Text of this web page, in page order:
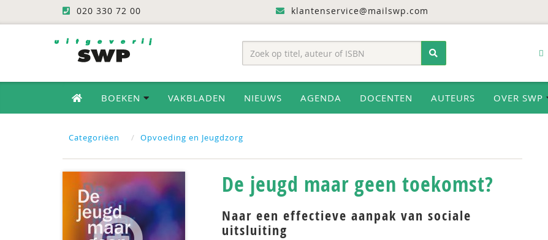
020 330 72 00 klantenservice@mailswp.com
BOEKEN VAKBLADEN NIEUWS AGENDA DOCENTEN AUTEURS OVER SWP
Categoriëen Opvoeding en Jeugdzorg
De jeugd maar geen toekomst?
Naar een effectieve aanpak van sociale
uitsluiting